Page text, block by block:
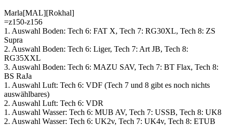
Marla[MAL][Rokhal]
=z150-z156
1. Auswahl Boden: Tech 6: FAT X, Tech 7: RG30XL, Tech 8: ZS
Supra
2. Auswahl Boden: Tech 6: Liger, Tech 7: Art JB, Tech 8:
RG35XXL
3. Auswahl Boden: Tech 6: MAZU SAV, Tech 7: BT Flax, Tech 8:
BS RaJa
1. Auswahl Luft: Tech 6: VDF (Tech 7 und 8 gibt es noch nichts
auswählbares)
2. Auswahl Luft: Tech 6: VDR
1. Auswahl Wasser: Tech 6: MUB AV, Tech 7: USSB, Tech 8: UK8
2. Auswahl Wasser: Tech 6: UK2v, Tech 7: UK4v, Tech 8: ETUB